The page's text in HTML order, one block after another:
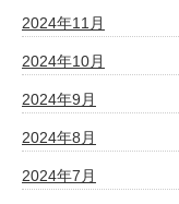
2024年11月
2024年10月
2024年9月
2024年8月
2024年7月